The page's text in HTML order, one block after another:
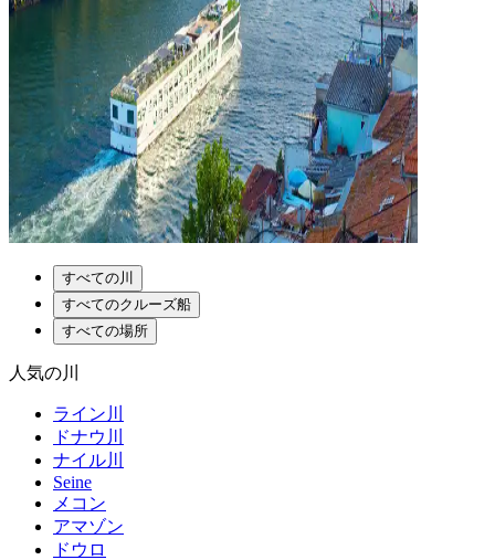
すべての川
すべてのクルーズ船
すべての場所
人気の川
ライン川
ドナウ川
ナイル川
Seine
メコン
アマゾン
ドウロ